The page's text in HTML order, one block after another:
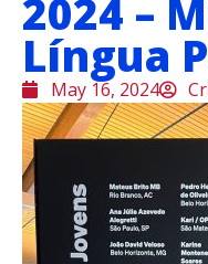
2024 –
Língua
May 16, 2024